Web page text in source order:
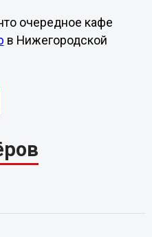
очередное кафе
в Нижегородской